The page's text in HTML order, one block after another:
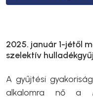
2025. január 1-jétől
szelektív
A gyűjtési
alkalomra nő a